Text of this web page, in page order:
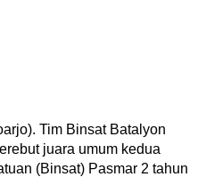
Tim Binsat Batalyon
juara umum kedua
(Binsat) Pasmar 2 tahun